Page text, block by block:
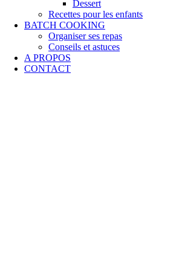
Dessert
Recettes pour les enfants
BATCH COOKING
Organiser ses repas
Conseils et astuces
A PROPOS
CONTACT